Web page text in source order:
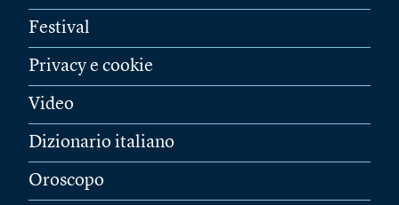
Festival
Privacy e cookie
Video
Dizionario italiano
Oroscopo